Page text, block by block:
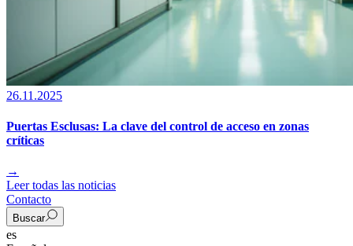
26.11.2025
Puertas Esclusas: La clave del control de acceso en zonas
críticas
→
Leer todas las noticias
Contacto
Buscar
es